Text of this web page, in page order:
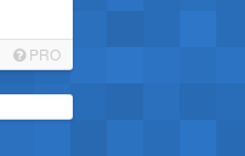
PRO